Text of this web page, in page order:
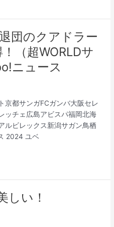
団のクアドラー
（超WORLDサ
ニュース
京都サンガFCガンバ大阪セレ
ッチェ広島アビスパ福岡北海
ルビレックス新潟サガン鳥栖
2024 ユベ
しい！